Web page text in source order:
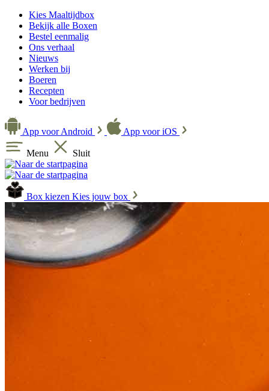
Kies Maaltijdbox
Bekijk alle Boxen
Bestel eenmalig
Ons verhaal
Nieuws
Werken bij
Boeren
Recepten
Voor bedrijven
App voor Android App voor iOS
Menu Sluit
Box kiezen Kies jouw box